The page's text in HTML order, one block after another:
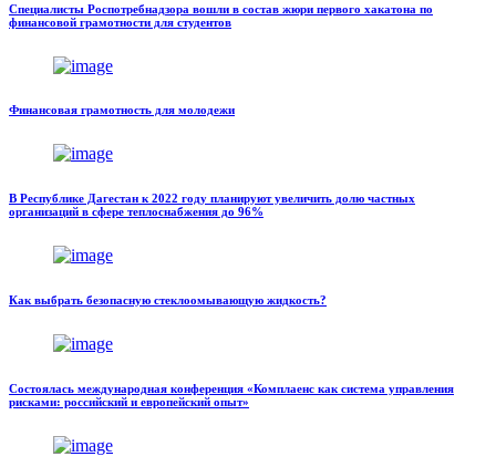
Специалисты Роспотребнадзора вошли в состав жюри первого хакатона по
финансовой грамотности для студентов
Финансовая грамотность для молодежи
В Республике Дагестан к 2022 году планируют увеличить долю частных
организаций в сфере теплоснабжения до 96%
Как выбрать безопасную стеклоомывающую жидкость?
Состоялась международная конференция «Комплаенс как система управления
рисками: российский и европейский опыт»